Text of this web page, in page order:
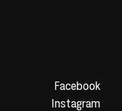
Facebook
Instagram